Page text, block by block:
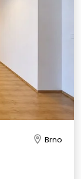
Brno